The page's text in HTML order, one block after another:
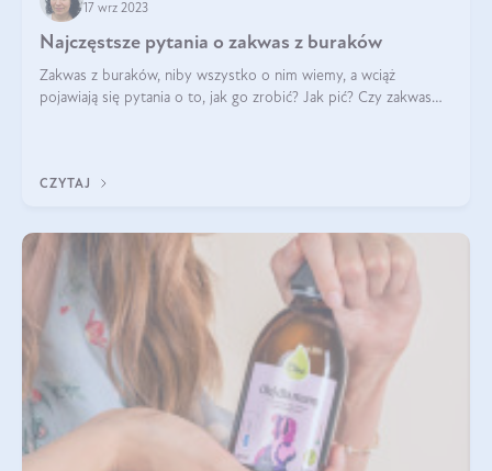
17 wrz 2023
Najczęstsze pytania o zakwas z buraków
Zakwas z buraków, niby wszystko o nim wiemy, a wciąż
pojawiają się pytania o to, jak go zrobić? Jak pić? Czy zakwas
CZYTAJ